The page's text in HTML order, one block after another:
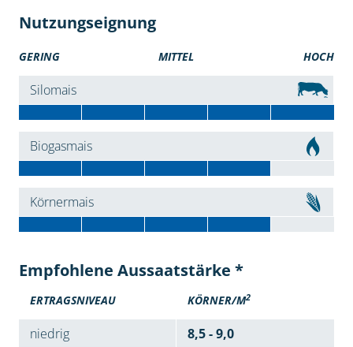
Nutzungseignung
GERING MITTEL HOCH
Silomais
Biogasmais
Körnermais
Empfohlene Aussaatstärke *
ERTRAGSNIVEAU KÖRNER/M2
niedrig
8,5 - 9,0